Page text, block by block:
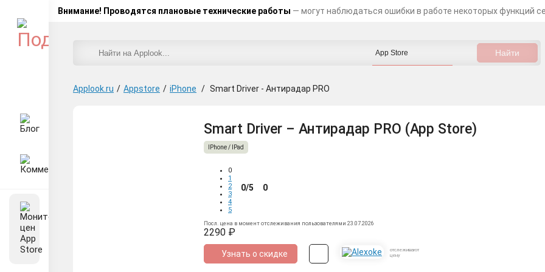
Внимание! Проводятся плановые технические работы — могут наблюдаться ошибки в работе некоторых функций
Applook.ru / Appstore / iPhone / Smart Driver - Антирадар PRO
Smart Driver – Антирадар PRO (App Store)
IPhone / IPad
0
1
2
3
4
5
0/5 0
Посл. цена в момент отслеживания пользователями 23.07.2026
2290 ₽
Узнать о скидке
отслеживают
цену